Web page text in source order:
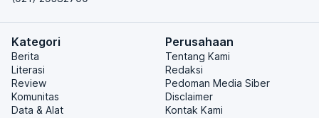
Kategori
Berita
Literasi
Review
Komunitas
Data & Alat
Perusahaan
Tentang Kami
Redaksi
Pedoman Media Siber
Disclaimer
Kontak Kami